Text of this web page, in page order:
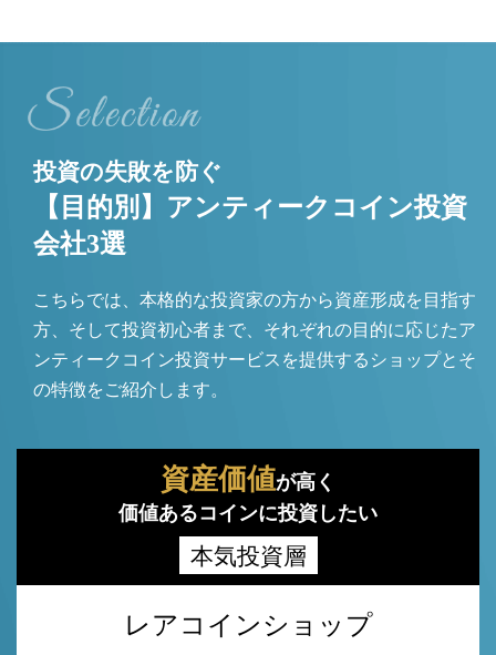
投資の失敗を防ぐ
【目的別】アンティークコイン投資
会社3選
こちらでは、本格的な投資家の方から資産形成を目指す
方、そして投資初心者まで、それぞれの目的に応じたア
ンティークコイン投資サービスを提供するショップとそ
の特徴をご紹介します。
資産価値が高く
価値あるコインに投資したい
本気投資層
レアコインショップ